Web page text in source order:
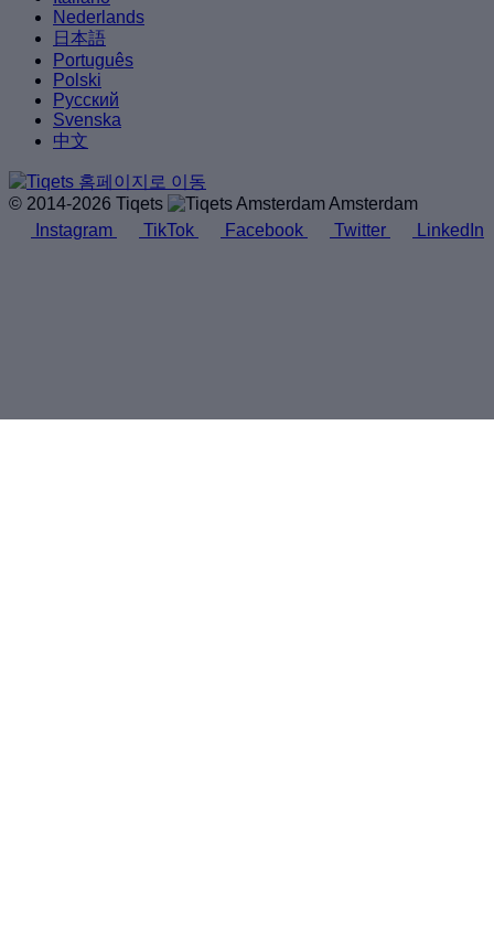
Nederlands
日本語
Português
Polski
Русский
Svenska
中文
© 2014-2026 Tiqets
Amsterdam
Instagram
TikTok Facebook Twitter LinkedIn